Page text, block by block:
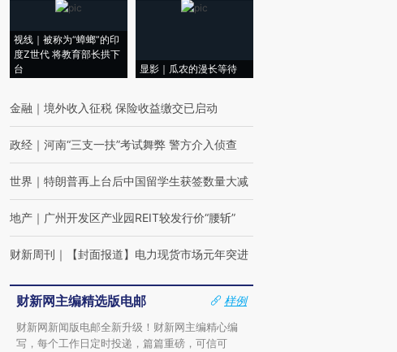
视线｜被称为“蟑螂”的印
度Z世代 将教育部长拱下
台
显影｜瓜农的漫长等待
金融 ｜ 境外收入征税 保险收益缴交已启动
政经 ｜ 河南“三支一扶”考试舞弊 警方介入侦查
世界 ｜ 特朗普再上台后中国留学生获签数量大减
地产 ｜ 广州开发区产业园REIT较发行价“腰斩”
财新周刊 ｜ 【封面报道】电力现货市场元年突进
财新网主编精选版电邮
样例
财新网新闻版电邮全新升级！财新网主编精心编
写，每个工作日定时投递，篇篇重磅，可信可